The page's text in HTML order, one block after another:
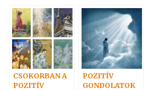
CSOKORBAN A
POZITÍV
POZITÍV
GONDOLATOK